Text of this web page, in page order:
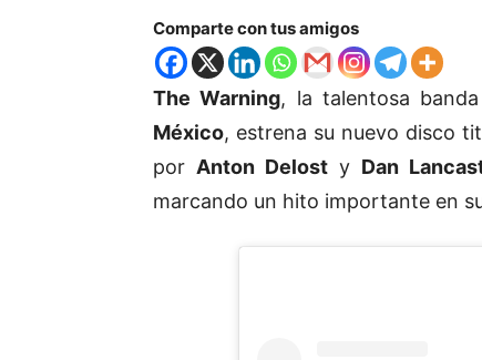
Comparte con tus amigos
The Warning, la talentosa
México, estrena su nuevo disco
por Anton Delost y Dan
marcando un hito importante en